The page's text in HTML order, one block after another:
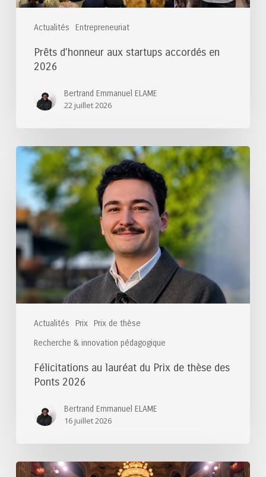
Actualités Entrepreneuriat
Prêts d’honneur aux startups accordés en
2026
Bertrand Emmanuel ELAME
22 juillet 2026
Actualités Prix Prix de thèse
Recherche & innovation pédagogique
Félicitations
lauréat
du
Prix
de
thèse
des
Ponts
2026
Félicitations au lauréat du Prix de thèse des
Ponts 2026
Bertrand Emmanuel ELAME
16 juillet 2026
Félicitations